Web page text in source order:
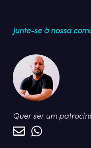
Junte-se à nossa
Quer ser um